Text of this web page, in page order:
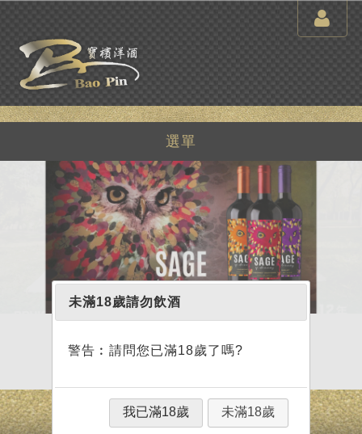
選單
未滿18歲請勿飲酒
警告︰請問您已滿18歲了嗎?
我已滿18歲 未滿18歲